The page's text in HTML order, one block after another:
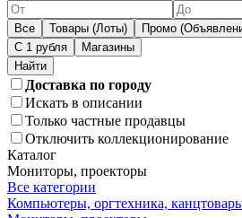
Все Товары (Лоты) Промо
С 1 рубля
Магазины
Доставка по городу
Искать в описании
Только частные продавцы
Отключить коллекционирование
Каталог
Мониторы, проекторы
Все категории
Компьютеры, оргтехника,